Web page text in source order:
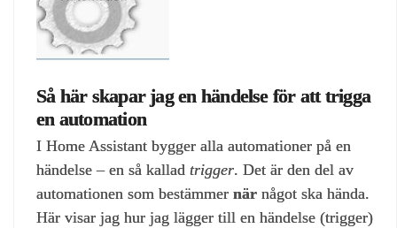
Så här skapar jag en händelse för att trigga
en automation
I Home Assistant bygger alla automationer på en
händelse – en så kallad trigger. Det är den del av
automationen som bestämmer när något ska hända.
Här visar jag hur jag lägger till en händelse (trigger)